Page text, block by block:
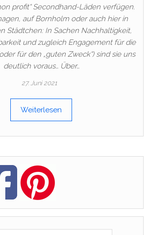
profit“ Secondhand-Läden verfügen.
auf Bornholm oder auch hier in
Städtchen: In Sachen Nachhaltigkeit,
und zugleich Engagement für die
für den „guten Zweck“) sind sie uns
deutlich voraus… Über…
27. Juni 2021
Weiterlesen